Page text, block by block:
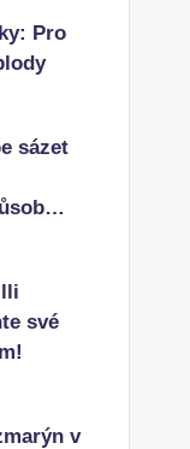
Pro
sázet
své
v